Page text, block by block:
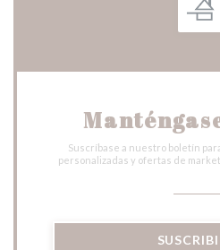
Suscríbase a nuestro boletín
personalizadas y ofertas de